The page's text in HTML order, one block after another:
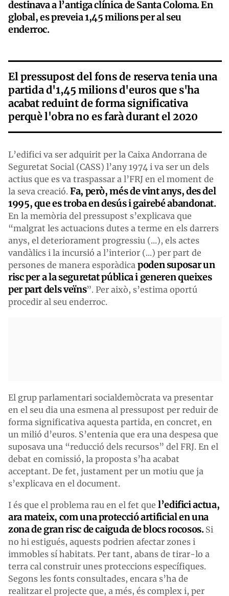
destinava a l’antiga clínica de Santa Coloma. En
global, es preveia 1,45 milions per al seu
enderroc.
El pressupost del fons de reserva tenia una
partida d'1,45 milions d'euros que s'ha
acabat reduint de forma significativa
perquè l'obra no es farà durant el 2020
L’edifici va ser adquirit per la Caixa Andorrana de
Seguretat Social (CASS) l’any 1974 i va ser un dels
actius que es va traspassar a l’FRJ en el moment de
la seva creació. Fa, però, més de vint anys, des del
1995, que es troba en desús i gairebé abandonat.
En la memòria del pressupost s’explicava que
“malgrat les actuacions dutes a terme en els darrers
anys, el deteriorament progressiu (...), els actes
vandàlics i la incursió a l’interior (...) per part de
persones de manera esporàdica poden suposar un
risc per a la seguretat pública i generen queixes
per part dels veïns”. Per això, s’estima oportú
procedir al seu enderroc.
El grup parlamentari socialdemòcrata va presentar
en el seu dia una esmena al pressupost per reduir de
forma significativa aquesta partida, en concret, en
un milió d’euros. S’entenia que era una despesa que
suposava una “reducció dels recursos” del FRJ. En el
debat en comissió, la proposta s’ha acabat
acceptant. De fet, justament per un motiu que ja
s’explicava en el document.
I és que el problema rau en el fet que l’edifici actua,
ara mateix, com una protecció artificial en una
zona de gran risc de caiguda de blocs rocosos.Si
no hi estigués, aquests podrien afectar zones i
immobles sí habitats. Per tant, abans de tirar-lo a
terra cal construir unes proteccions específiques.
Segons les fonts consultades, encara s’ha de
realitzar el projecte que, a més, és complex i, per